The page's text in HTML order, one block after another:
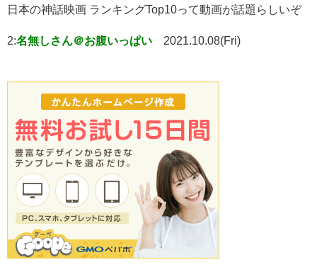
日本の神話映画 ランキングTop10って動画が話題らしいぞ
2:名無しさん＠お腹いっぱい 2021.10.08(Fri)